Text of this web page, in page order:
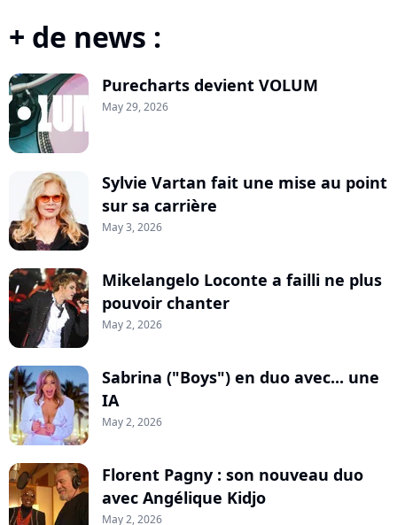
+ de news :
Purecharts devient VOLUM
May 29, 2026
Sylvie Vartan fait une mise au point
sur sa carrière
May 3, 2026
Mikelangelo Loconte a failli ne plus
pouvoir chanter
May 2, 2026
Sabrina ("Boys") en duo avec... une
IA
May 2, 2026
Florent Pagny : son nouveau duo
avec Angélique Kidjo
May 2, 2026